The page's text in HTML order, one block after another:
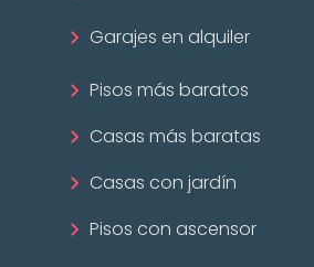
Garajes en alquiler
Pisos más baratos
Casas más baratas
Casas con jardín
Pisos con ascensor